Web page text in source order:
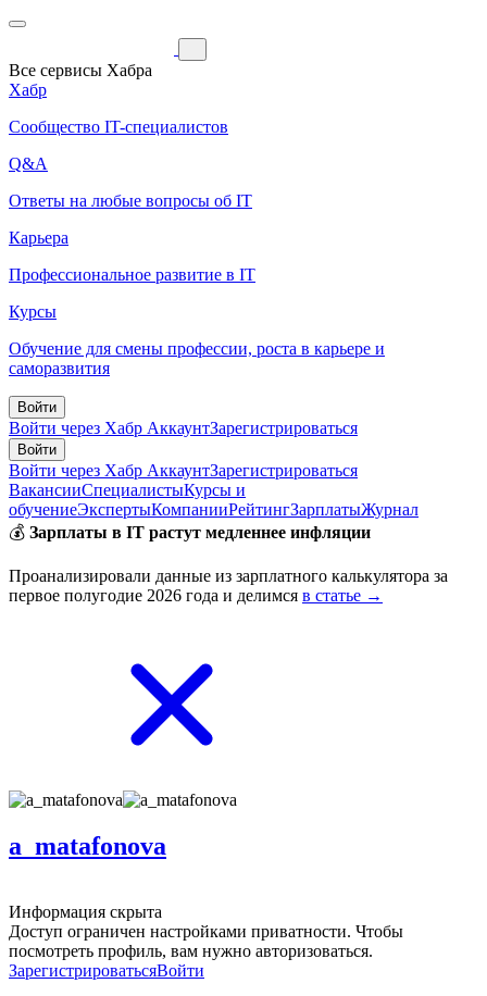
Все сервисы Хабра
Хабр
Сообщество IT-специалистов
Q&A
Ответы на любые вопросы об IT
Карьера
Профессиональное развитие в IT
Курсы
Обучение для смены профессии, роста в карьере и
саморазвития
Войти
Войти через Хабр АккаунтЗарегистрироваться
Войти
Войти через Хабр АккаунтЗарегистрироваться
ВакансииСпециалистыКурсы и
обучениеЭкспертыКомпанииРейтингЗарплатыЖурнал
💰 Зарплаты в IT растут медленнее инфляции
Проанализировали данные из зарплатного калькулятора за
первое полугодие 2026 года и делимся в статье →
a_matafonova
Информация скрыта
Доступ ограничен настройками приватности. Чтобы
посмотреть профиль, вам нужно авторизоваться.
ЗарегистрироватьсяВойти